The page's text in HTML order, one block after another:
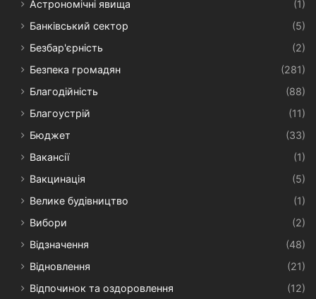
Астрономічні явища
(1)
Банківський сектор
(5)
Безбар'єрність
(2)
Безпека громадян
(281)
Благодійність
(88)
Благоустрій
(11)
Бюджет
(33)
Вакансії
(1)
Вакцинація
(5)
Велике будівництво
(1)
Вибори
(2)
Відзначення
(48)
Відновлення
(21)
Відпочинок та оздоровлення
(12)